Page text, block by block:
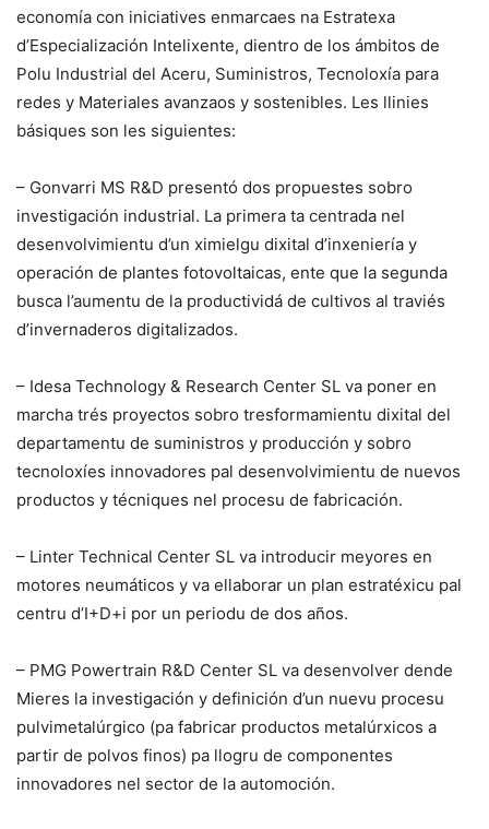
economía con iniciatives enmarcaes na Estratexa
d’Especialización Intelixente, dientro de los ámbitos de
Polu Industrial del Aceru, Suministros, Tecnoloxía para
redes y Materiales avanzaos y sostenibles. Les llinies
básiques son les siguientes:
– Gonvarri MS R&D presentó dos propuestes sobro
investigación industrial. La primera ta centrada nel
desenvolvimientu d’un ximielgu dixital d’inxeniería y
operación de plantes fotovoltaicas, ente que la segunda
busca l’aumentu de la productividá de cultivos al traviés
d’invernaderos digitalizados.
– Idesa Technology & Research Center SL va poner en
marcha trés proyectos sobro tresformamientu dixital del
departamentu de suministros y producción y sobro
tecnoloxíes innovadores pal desenvolvimientu de nuevos
productos y técniques nel procesu de fabricación.
– Linter Technical Center SL va introducir meyores en
motores neumáticos y va ellaborar un plan estratéxicu pal
centru d’I+D+i por un periodu de dos años.
– PMG Powertrain R&D Center SL va desenvolver dende
Mieres la investigación y definición d’un nuevu procesu
pulvimetalúrgico (pa fabricar productos metalúrxicos a
partir de polvos finos) pa llogru de componentes
innovadores nel sector de la automoción.